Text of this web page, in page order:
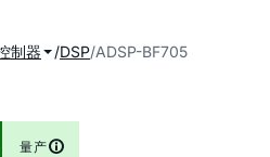
制器 DSP ADSP-BF705
量产